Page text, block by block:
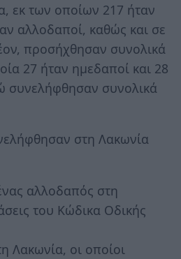
εκ των οποίων 217 ήταν
αλλοδαποί, καθώς και σε
προσήχθησαν συνολικά
27 ήταν ημεδαποί και 28
συνελήφθησαν συνολικά
στη Λακωνία
αλλοδαπός στη
του Κώδικα Οδικής
Λακωνία, οι οποίοι